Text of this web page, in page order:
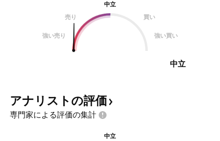
中立
売り
買い
強い売り 強い買い
中立
アナリストの評価
専門家による評価の集計
中立